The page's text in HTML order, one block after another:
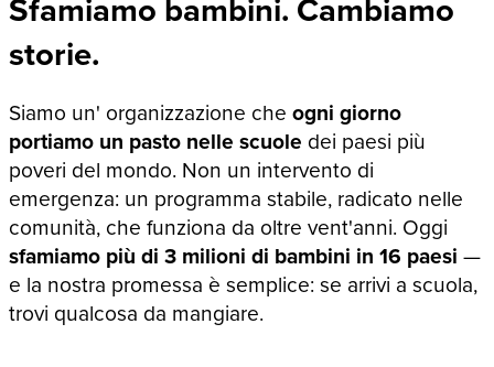
storie.
Siamo un' organizzazione che ogni giorno
portiamo un pasto nelle scuole dei paesi più
poveri del mondo. Non un intervento di
emergenza: un programma stabile, radicato nelle
comunità, che funziona da oltre vent'anni. Oggi
sfamiamo più di 3 milioni di bambini in 16 paesi —
e la nostra promessa è semplice: se arrivi a scuola,
trovi qualcosa da mangiare.